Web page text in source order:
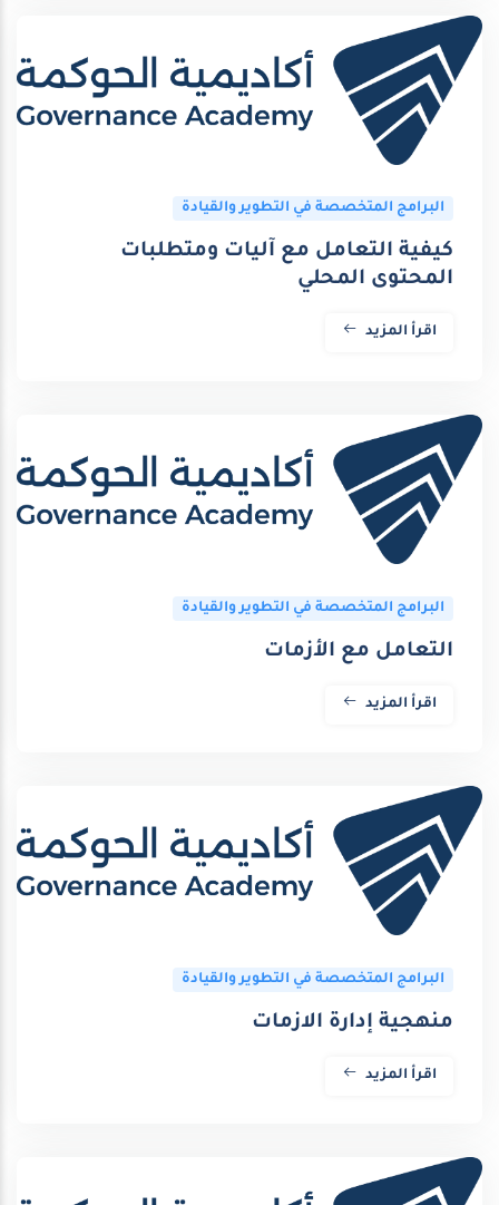
البرامج المتخصصة في التطوير والقيادة
كيفية التعامل مع آليات ومتطلبات
المحتوى المحلي
اقرأ المزيد
البرامج المتخصصة في التطوير والقيادة
التعامل مع الأزمات
اقرأ المزيد
البرامج المتخصصة في التطوير والقيادة
منهجية إدارة الازمات
اقرأ المزيد